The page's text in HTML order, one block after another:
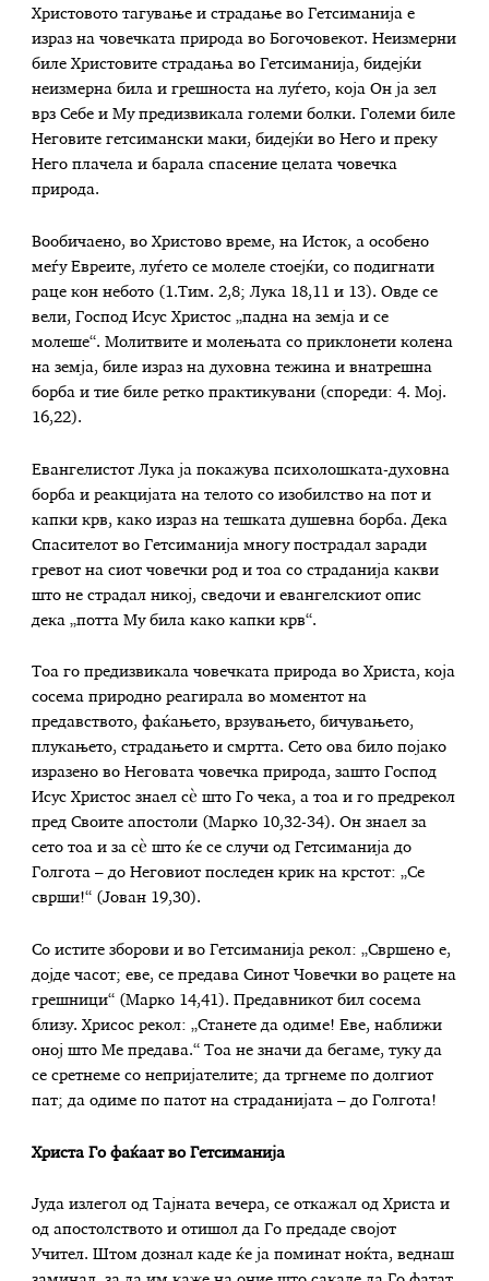
Христовото тагување и страдање во Гетсиманија е
израз на човечката природа во Богочовекот. Неизмерни
биле Христовите страдања во Гетсиманија, бидејќи
неизмерна била и грешноста на луѓето, која Он ја зел
врз Себе и Му предизвикала големи болки. Големи биле
Неговите гетсимански маки, бидејќи во Него и преку
Него плачела и барала спасение целата човечка
природа.
Вообичаено, во Христово време, на Исток, а особено
меѓу Евреите, луѓето се молеле стоејќи, со подигнати
раце кон небото (1.Тим. 2,8; Лука 18,11 и 13). Овде се
вели, Господ Исус Христос „падна на земја и се
молеше“. Молитвите и молењата со приклонети колена
на земја, биле израз на духовна тежина и внатрешна
борба и тие биле ретко практикувани (спореди: 4. Мој.
16,22).
Евангелистот Лука ја покажува психолошката-духовна
борба и реакцијата на телото со изобилство на пот и
капки крв, како израз на тешката душевна борба. Дека
Спасителот во Гетсиманија многу пострадал заради
гревот на сиот човечки род и тоа со страданија какви
што не страдал никој, сведочи и евангелскиот опис
дека „потта Му била како капки крв“.
Тоа го предизвикала човечката природа во Христа, која
сосема природно реагирала во моментот на
предавството, фаќањето, врзувањето, бичувањето,
плукањето, страдањето и смртта. Сето ова било појако
изразено во Неговата човечка природа, зашто Господ
Исус Христос знаел сè што Го чека, а тоа и го предрекол
пред Своите апостоли (Марко 10,32-34). Он знаел за
сето тоа и за сè што ќе се случи од Гетсиманија до
Голгота – до Неговиот последен крик на крстот: „Се
сврши!“ (Јован 19,30).
Со истите зборови и во Гетсиманија рекол: „Свршено е,
дојде часот; еве, се предава Синот Човечки во рацете на
грешници“ (Марко 14,41). Предавникот бил сосема
близу. Хрисос рекол: „Станете да одиме! Еве, наближи
оној што Ме предава.“ Тоа не значи да бегаме, туку да
се сретнеме со непријателите; да тргнеме по долгиот
пат; да одиме по патот на страданијата – до Голгота!
Христа Го фаќаат во Гетсиманија
Јуда излегол од Тајната вечера, се откажал од Христа и
од апостолството и отишол да Го предаде својот
Учител. Штом дознал каде ќе ја поминат ноќта, веднаш